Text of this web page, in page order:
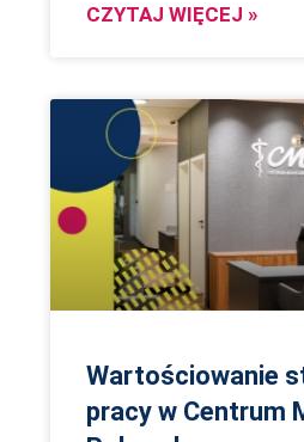
CZYTAJ WIĘCEJ »
Wartościowanie
pracy w Centrum